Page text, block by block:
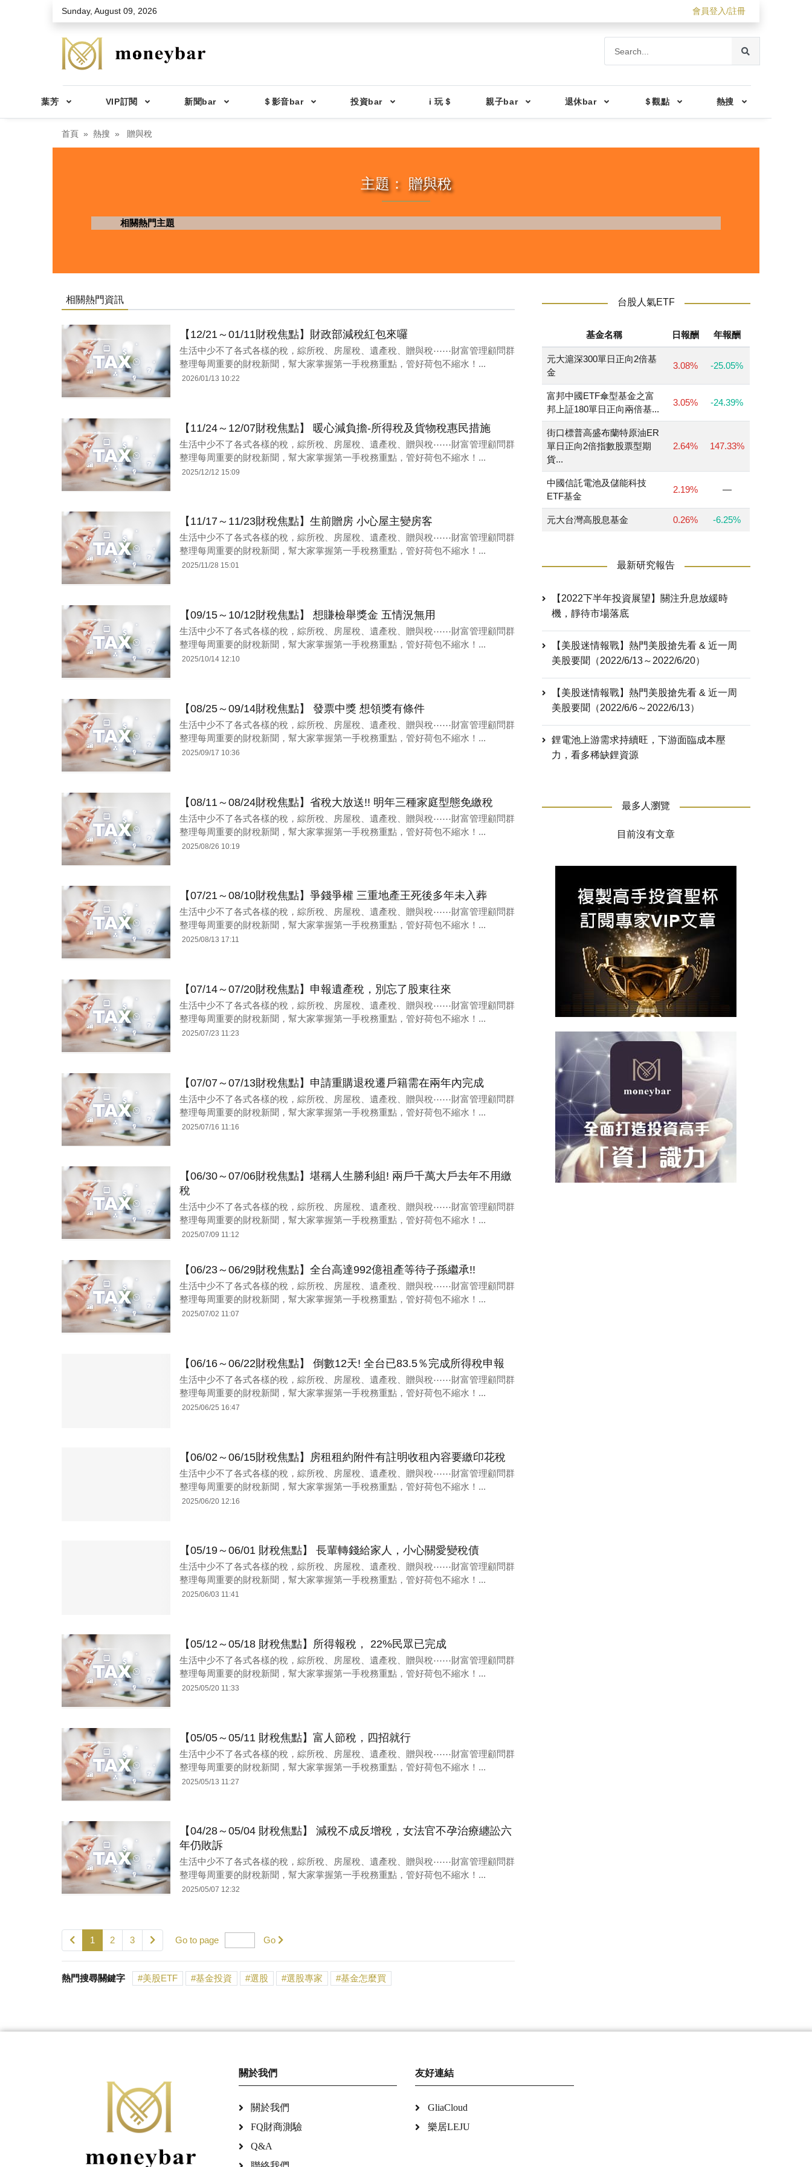
Skip to main contentSunday, August 09, 2026 會員登入/註冊
葉芳 VIP訂閱 新聞bar ＄影音bar 投資bar i 玩＄ 親子bar 退休bar ＄觀點 熱搜
首頁 熱搜 贈與稅
主題： 贈與稅
相關熱門主題
相關熱門資訊
【12/21～01/11財稅焦點】財政部減稅紅包來囉
生活中少不了各式各樣的稅，綜所稅、房屋稅、遺產稅、贈與稅⋯⋯財富管理顧問群
整理每周重要的財稅新聞，幫大家掌握第一手稅務重點，管好荷包不縮水！...
2026/01/13 10:22
【11/24～12/07財稅焦點】 暖心減負擔-所得稅及貨物稅惠民措施
生活中少不了各式各樣的稅，綜所稅、房屋稅、遺產稅、贈與稅⋯⋯財富管理顧問群
整理每周重要的財稅新聞，幫大家掌握第一手稅務重點，管好荷包不縮水！...
2025/12/12 15:09
【11/17～11/23財稅焦點】生前贈房 小心屋主變房客
生活中少不了各式各樣的稅，綜所稅、房屋稅、遺產稅、贈與稅⋯⋯財富管理顧問群
整理每周重要的財稅新聞，幫大家掌握第一手稅務重點，管好荷包不縮水！...
2025/11/28 15:01
【09/15～10/12財稅焦點】 想賺檢舉獎金 五情況無用
生活中少不了各式各樣的稅，綜所稅、房屋稅、遺產稅、贈與稅⋯⋯財富管理顧問群
整理每周重要的財稅新聞，幫大家掌握第一手稅務重點，管好荷包不縮水！...
2025/10/14 12:10
【08/25～09/14財稅焦點】 發票中獎 想領獎有條件
生活中少不了各式各樣的稅，綜所稅、房屋稅、遺產稅、贈與稅⋯⋯財富管理顧問群
整理每周重要的財稅新聞，幫大家掌握第一手稅務重點，管好荷包不縮水！...
2025/09/17 10:36
【08/11～08/24財稅焦點】省稅大放送!! 明年三種家庭型態免繳稅
生活中少不了各式各樣的稅，綜所稅、房屋稅、遺產稅、贈與稅⋯⋯財富管理顧問群
整理每周重要的財稅新聞，幫大家掌握第一手稅務重點，管好荷包不縮水！...
2025/08/26 10:19
【07/21～08/10財稅焦點】爭錢爭權 三重地產王死後多年未入葬
生活中少不了各式各樣的稅，綜所稅、房屋稅、遺產稅、贈與稅⋯⋯財富管理顧問群
整理每周重要的財稅新聞，幫大家掌握第一手稅務重點，管好荷包不縮水！...
2025/08/13 17:11
【07/14～07/20財稅焦點】申報遺產稅，別忘了股東往來
生活中少不了各式各樣的稅，綜所稅、房屋稅、遺產稅、贈與稅⋯⋯財富管理顧問群
整理每周重要的財稅新聞，幫大家掌握第一手稅務重點，管好荷包不縮水！...
2025/07/23 11:23
【07/07～07/13財稅焦點】申請重購退稅遷戶籍需在兩年內完成
生活中少不了各式各樣的稅，綜所稅、房屋稅、遺產稅、贈與稅⋯⋯財富管理顧問群
整理每周重要的財稅新聞，幫大家掌握第一手稅務重點，管好荷包不縮水！...
2025/07/16 11:16
【06/30～07/06財稅焦點】堪稱人生勝利組! 兩戶千萬大戶去年不用繳
稅
生活中少不了各式各樣的稅，綜所稅、房屋稅、遺產稅、贈與稅⋯⋯財富管理顧問群
整理每周重要的財稅新聞，幫大家掌握第一手稅務重點，管好荷包不縮水！...
2025/07/09 11:12
【06/23～06/29財稅焦點】全台高達992億祖產等待子孫繼承!!
生活中少不了各式各樣的稅，綜所稅、房屋稅、遺產稅、贈與稅⋯⋯財富管理顧問群
整理每周重要的財稅新聞，幫大家掌握第一手稅務重點，管好荷包不縮水！...
2025/07/02 11:07
【06/16～06/22財稅焦點】 倒數12天! 全台已83.5％完成所得稅申報
生活中少不了各式各樣的稅，綜所稅、房屋稅、遺產稅、贈與稅⋯⋯財富管理顧問群
整理每周重要的財稅新聞，幫大家掌握第一手稅務重點，管好荷包不縮水！...
2025/06/25 16:47
【06/02～06/15財稅焦點】房租租約附件有註明收租內容要繳印花稅
生活中少不了各式各樣的稅，綜所稅、房屋稅、遺產稅、贈與稅⋯⋯財富管理顧問群
整理每周重要的財稅新聞，幫大家掌握第一手稅務重點，管好荷包不縮水！...
2025/06/20 12:16
【05/19～06/01 財稅焦點】 長輩轉錢給家人，小心關愛變稅債
生活中少不了各式各樣的稅，綜所稅、房屋稅、遺產稅、贈與稅⋯⋯財富管理顧問群
整理每周重要的財稅新聞，幫大家掌握第一手稅務重點，管好荷包不縮水！...
2025/06/03 11:41
【05/12～05/18 財稅焦點】所得報稅， 22%民眾已完成
生活中少不了各式各樣的稅，綜所稅、房屋稅、遺產稅、贈與稅⋯⋯財富管理顧問群
整理每周重要的財稅新聞，幫大家掌握第一手稅務重點，管好荷包不縮水！...
2025/05/20 11:33
【05/05～05/11 財稅焦點】富人節稅，四招就行
生活中少不了各式各樣的稅，綜所稅、房屋稅、遺產稅、贈與稅⋯⋯財富管理顧問群
整理每周重要的財稅新聞，幫大家掌握第一手稅務重點，管好荷包不縮水！...
2025/05/13 11:27
【04/28～05/04 財稅焦點】 減稅不成反增稅，女法官不孕治療纏訟六
年仍敗訴
生活中少不了各式各樣的稅，綜所稅、房屋稅、遺產稅、贈與稅⋯⋯財富管理顧問群
整理每周重要的財稅新聞，幫大家掌握第一手稅務重點，管好荷包不縮水！...
2025/05/07 12:32
1 2 3 Go to page Go
熱門搜尋關鍵字 美股ETF 基金投資 選股 選股專家 基金怎麼買
台股人氣ETF
基金名稱 日報酬 年報酬
元大滬深300單日正向2倍基
金
3.08% -25.05%
富邦中國ETF傘型基金之富
邦上証180單日正向兩倍基...
3.05% -24.39%
街口標普高盛布蘭特原油ER
單日正向2倍指數股票型期
貨...
2.64% 147.33%
中國信託電池及儲能科技
ETF基金
2.19% —
元大台灣高股息基金 0.26% -6.25%
最新研究報告
【2022下半年投資展望】關注升息放緩時
機，靜待市場落底
【美股迷情報戰】熱門美股搶先看 & 近一周
美股要聞（2022/6/13～2022/6/20）
【美股迷情報戰】熱門美股搶先看 & 近一周
美股要聞（2022/6/6～2022/6/13）
鋰電池上游需求持續旺，下游面臨成本壓
力，看多稀缺鋰資源
最多人瀏覽
目前沒有文章
關於我們
關於我們
FQ財商測驗
Q&A
友好連結
GliaCloud
樂居LEJU